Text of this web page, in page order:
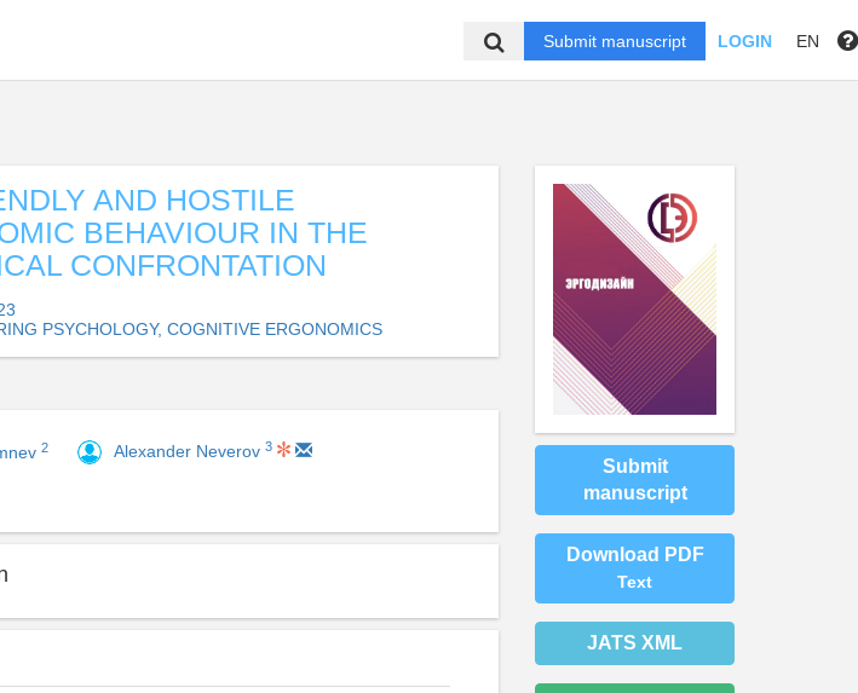
Submit manuscript LOGIN EN
AND HOSTILE
BEHAVIOUR IN THE
CONFRONTATION
PSYCHOLOGY, COGNITIVE ERGONOMICS
2 Alexander Neverov 3
Submit
manuscript
Download PDF
Text
JATS XML